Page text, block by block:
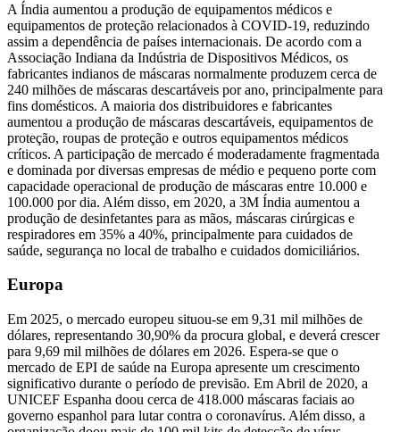
A Índia aumentou a produção de equipamentos médicos e
equipamentos de proteção relacionados à COVID-19, reduzindo
assim a dependência de países internacionais. De acordo com a
Associação Indiana da Indústria de Dispositivos Médicos, os
fabricantes indianos de máscaras normalmente produzem cerca de
240 milhões de máscaras descartáveis ​​por ano, principalmente para
fins domésticos. A maioria dos distribuidores e fabricantes
aumentou a produção de máscaras descartáveis, equipamentos de
proteção, roupas de proteção e outros equipamentos médicos
críticos. A participação de mercado é moderadamente fragmentada
e dominada por diversas empresas de médio e pequeno porte com
capacidade operacional de produção de máscaras entre 10.000 e
100.000 por dia. Além disso, em 2020, a 3M Índia aumentou a
produção de desinfetantes para as mãos, máscaras cirúrgicas e
respiradores em 35% a 40%, principalmente para cuidados de
saúde, segurança no local de trabalho e cuidados domiciliários.
Europa
Em 2025, o mercado europeu situou-se em 9,31 mil milhões de
dólares, representando 30,90% da procura global, e deverá crescer
para 9,69 mil milhões de dólares em 2026. Espera-se que o
mercado de EPI de saúde na Europa apresente um crescimento
significativo durante o período de previsão. Em Abril de 2020, a
UNICEF Espanha doou cerca de 418.000 máscaras faciais ao
governo espanhol para lutar contra o coronavírus. Além disso, a